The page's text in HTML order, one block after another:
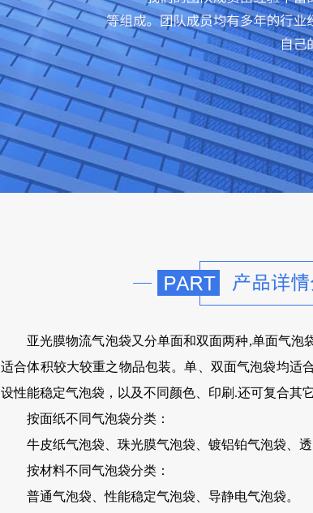
亚光膜物流气泡袋又分单面和双面两种,单面气
适合体积较大较重之物品包装。单、双面气泡袋均适
设性能稳定气泡袋，以及不同颜色、印刷.还可复合其
按面纸不同气泡袋分类：
牛皮纸气泡袋、珠光膜气泡袋、镀铝铂气泡袋、
按材料不同气泡袋分类：
普通气泡袋、性能稳定气泡袋、导静电气泡袋。